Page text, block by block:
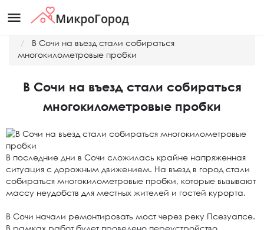
menu
В Сочи на въезд стали собираться
многокилометровые пробки
В Сочи на въезд стали собираться
многокилометровые пробки
В последние дни в Сочи сложилась крайне напряженная
ситуация с дорожным движением. На въезд в город стали
собираться многокилометровые пробки, которые вызывают
массу неудобств для местных жителей и гостей курорта.
В Сочи начали ремонтировать мост через реку Псезуапсе.
В рамках работ будет проведено переустройство